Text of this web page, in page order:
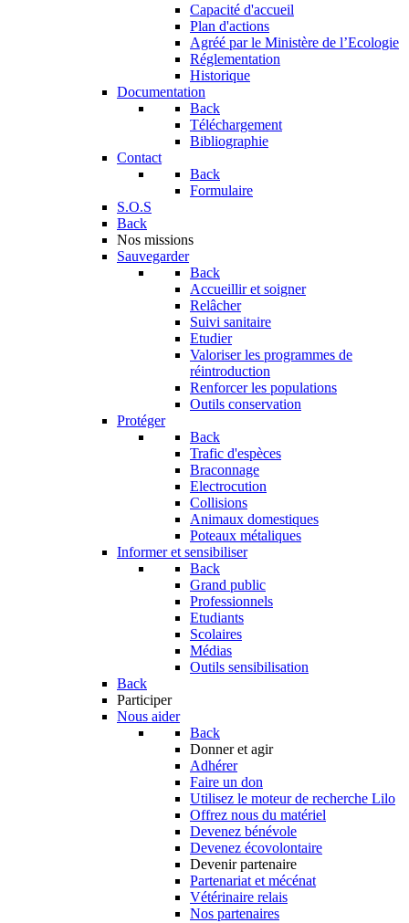
Capacité d'accueil
Plan d'actions
Agréé par le Ministère de l’Ecologie
Réglementation
Historique
Documentation
Back
Téléchargement
Bibliographie
Contact
Back
Formulaire
S.O.S
Back
Nos missions
Sauvegarder
Back
Accueillir et soigner
Relâcher
Suivi sanitaire
Etudier
Valoriser les programmes de
réintroduction
Renforcer les populations
Outils conservation
Protéger
Back
Trafic d'espèces
Braconnage
Electrocution
Collisions
Animaux domestiques
Poteaux métaliques
Informer et sensibiliser
Back
Grand public
Professionnels
Etudiants
Scolaires
Médias
Outils sensibilisation
Back
Participer
Nous aider
Back
Donner et agir
Adhérer
Faire un don
Utilisez le moteur de recherche Lilo
Offrez nous du matériel
Devenez bénévole
Devenez écovolontaire
Devenir partenaire
Partenariat et mécénat
Vétérinaire relais
Nos partenaires